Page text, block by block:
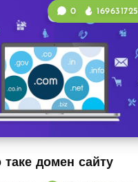
домен сайту
0 169631725